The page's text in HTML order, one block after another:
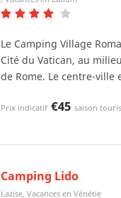
Le Camping Village
Cité du Vatican, au
de Rome. Le centre-ville
Prix indicatif €45 saison
Camping Lido
Lazise, Vacances en Vénétie